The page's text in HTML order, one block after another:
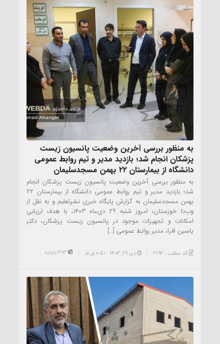
به منظور بررسی آخرین وضعیت پانسیون زیست
پزشکان انجام شد؛ بازدید مدیر و تیم روابط عمومی
دانشگاه از بیمارستان ۲۲ بهمن مسجدسلیمان
به منظور بررسی آخرین وضعیت پانسیون زیست پزشکان انجام
شد؛ بازدید مدیر و تیم روابط عمومی دانشگاه از بیمارستان ۲۲
بهمن مسجدسلیمان به گزارش پایگاه خبری نشرتعلیم و به نقل از
وب‌دا خوزستان، امروز شنبه ۲۹ دی‌ماه ۱۴۰۳، با هدف ارزیابی
امکانات و تجهیزات موجود در پانسیون زیست پزشکان، دکتر
یاسین افرا، مدیر روابط عمومی […]
کد مطلب : 2194 دی ۲۹, ۱۴۰۳ - 0:51 ق.ظ